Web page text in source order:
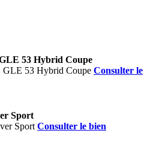
53 Hybrid Coupe
Consulter le
Sport
Consulter le bien